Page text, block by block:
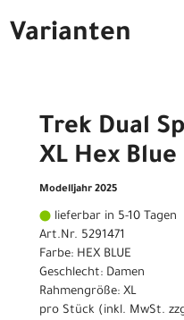
Varianten
Trek Dual
XL Hex Blue
Modelljahr 2025
lieferbar in 5-10 Tagen
Art.Nr. 5291471
Farbe: HEX BLUE
Geschlecht: Damen
Rahmengröße: XL
pro Stück (inkl. MwSt.